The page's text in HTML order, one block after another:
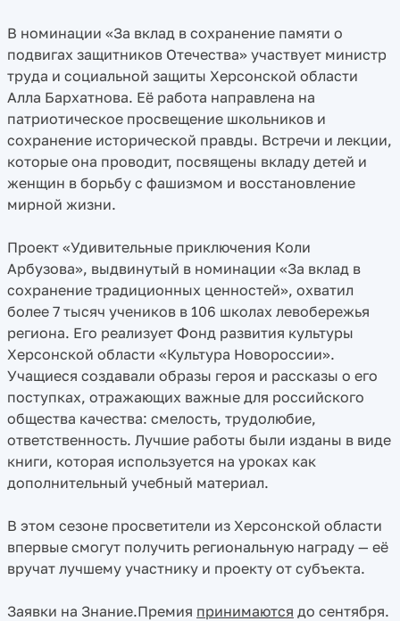
В номинации «За вклад в сохранение памяти о
подвигах защитников Отечества» участвует министр
труда и социальной защиты Херсонской области
Алла Бархатнова. Её работа направлена на
патриотическое просвещение школьников и
сохранение исторической правды. Встречи и лекции,
которые она проводит, посвящены вкладу детей и
женщин в борьбу с фашизмом и восстановление
мирной жизни.
Проект «Удивительные приключения Коли
Арбузова», выдвинутый в номинации «За вклад в
сохранение традиционных ценностей», охватил
более 7 тысяч учеников в 106 школах левобережья
региона. Его реализует Фонд развития культуры
Херсонской области «Культура Новороссии».
Учащиеся создавали образы героя и рассказы о его
поступках, отражающих важные для российского
общества качества: смелость, трудолюбие,
ответственность. Лучшие работы были изданы в виде
книги, которая используется на уроках как
дополнительный учебный материал.
В этом сезоне просветители из Херсонской области
впервые смогут получить региональную награду — её
вручат лучшему участнику и проекту от субъекта.
Заявки на Знание.Премия принимаются до сентября.